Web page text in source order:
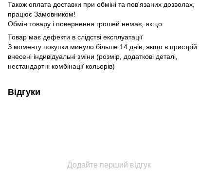
Також оплата доставки при обміні та пов'язаних дозволах,
працює Замовником!
Обмін товару і повернення грошей немає, якщо:
Товар має дефекти в слідстві експлуатації
З моменту покупки минуло більше 14 днів, якщо в пристрій
внесені індивідуальні зміни (розмір, додаткові деталі,
нестандартні комбінації кольорів)
Відгуки
Додайте перший відгук